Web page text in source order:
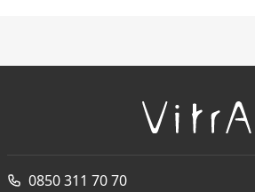
0850 311 70 70